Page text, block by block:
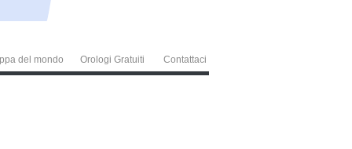
del mondo Orologi Gratuiti Contattaci